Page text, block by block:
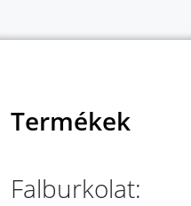
Termékek
Falburkolat: